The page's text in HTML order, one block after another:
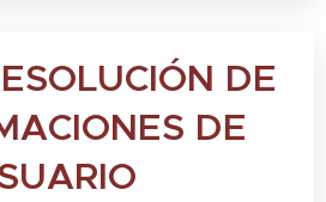
DE
DE